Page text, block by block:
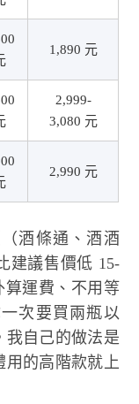
1,890 元
2,999-
3,080 元
2,990 元
酒條通、酒酒
建議售價低 15-
算運費、不用等
次要買兩瓶以
我自己的做法是
用的高階款就上